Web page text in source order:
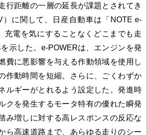
行距離の一層の延長が課題とされてき
）に関して、日産自動車は「NOTE e-
充電を気にすることなくどこまでも走
示した。e-POWERは、エンジンを発
費に悪影響を与える作動領域を使用し
作動時間を短縮。さらに、ごくわずか
ルギーがとれるよう設定した。発進時
クを発生するモータ特有の優れた瞬発
み増しに対する高レスポンスの反応な
ら高速道路まで、あらゆる走りのシー